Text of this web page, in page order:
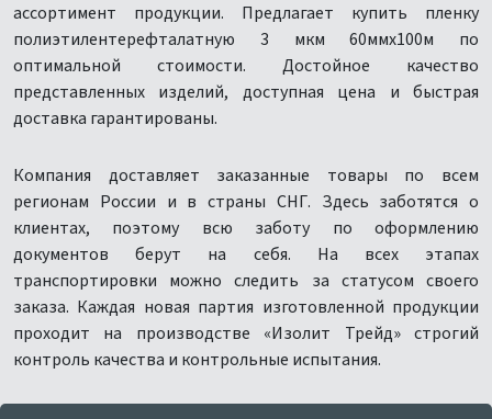
ассортимент продукции. Предлагает купить пленку
полиэтилентерефталатную 3 мкм 60ммх100м по
оптимальной стоимости. Достойное качество
представленных изделий, доступная цена и быстрая
доставка гарантированы.
Компания доставляет заказанные товары по всем
регионам России и в страны СНГ. Здесь заботятся о
клиентах, поэтому всю заботу по оформлению
документов берут на себя. На всех этапах
транспортировки можно следить за статусом своего
заказа. Каждая новая партия изготовленной продукции
проходит на производстве «Изолит Трейд» строгий
контроль качества и контрольные испытания.